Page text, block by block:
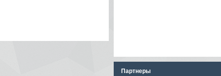
Партнеры